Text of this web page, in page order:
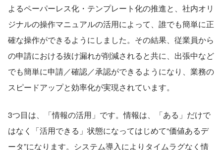
よるペーパーレス化・テンプレート化の推進と、社内オリ
ジナルの操作マニュアルの活用によって、誰でも簡単に正
確な操作ができるようにしました。その結果、従業員から
の申請における抜け漏れが削減されると共に、出張中など
でも簡単に申請／確認／承認ができるようになり、業務の
スピードアップと効率化が実現されています。
3つ目は、「情報の活用」です。情報は、「ある」だけで
はなく「活用できる」状態になってはじめて“価値あるデ
ータ”になります。システム導入によりタイムラグなく情